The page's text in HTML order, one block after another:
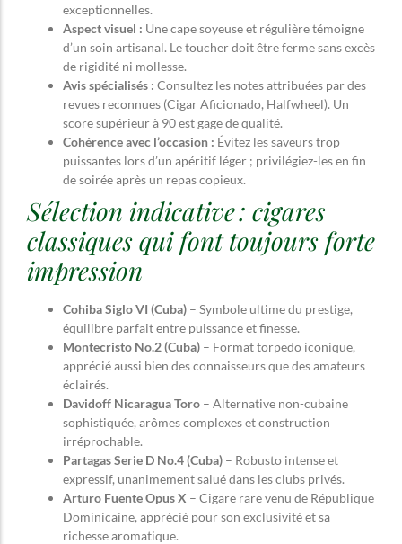
exceptionnelles.
Aspect visuel : Une cape soyeuse et régulière témoigne
d’un soin artisanal. Le toucher doit être ferme sans excès
de rigidité ni mollesse.
Avis spécialisés : Consultez les notes attribuées par des
revues reconnues (Cigar Aficionado, Halfwheel). Un
score supérieur à 90 est gage de qualité.
Cohérence avec l’occasion : Évitez les saveurs trop
puissantes lors d’un apéritif léger ; privilégiez-les en fin
de soirée après un repas copieux.
Sélection indicative : cigares
classiques qui font toujours forte
impression
Cohiba Siglo VI (Cuba) – Symbole ultime du prestige,
équilibre parfait entre puissance et finesse.
Montecristo No.2 (Cuba) – Format torpedo iconique,
apprécié aussi bien des connaisseurs que des amateurs
éclairés.
Davidoff Nicaragua Toro – Alternative non-cubaine
sophistiquée, arômes complexes et construction
irréprochable.
Partagas Serie D No.4 (Cuba) – Robusto intense et
expressif, unanimement salué dans les clubs privés.
Arturo Fuente Opus X – Cigare rare venu de République
Dominicaine, apprécié pour son exclusivité et sa
richesse aromatique.